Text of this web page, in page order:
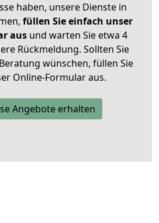
haben, unsere Dienste in
füllen Sie einfach unser
ausund warten Sie etwa 4
Rückmeldung. Sollten Sie
wünschen, füllen Sie
Online-Formular aus.
Angebote erhalten